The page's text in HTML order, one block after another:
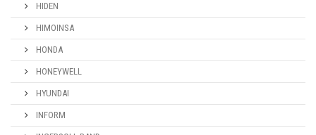
HIDEN
HIMOINSA
HONDA
HONEYWELL
HYUNDAI
INFORM